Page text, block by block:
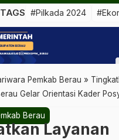
#Pilkada 2024
Pemkab Berau »
Gelar Orientasi Kader
Berau
Layanan